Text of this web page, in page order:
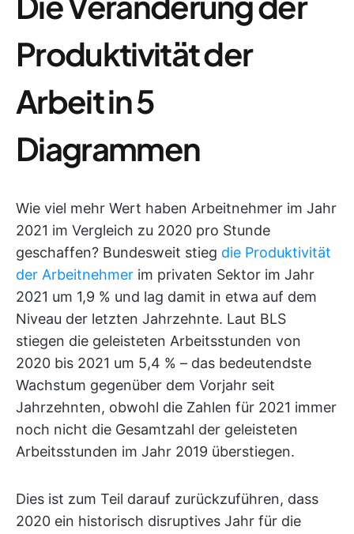
Produktivität der
Arbeit in 5
Diagrammen
Wie viel mehr Wert haben Arbeitnehmer im Jahr
2021 im Vergleich zu 2020 pro Stunde
geschaffen? Bundesweit stieg die Produktivität
der Arbeitnehmer im privaten Sektor im Jahr
2021 um 1,9 % und lag damit in etwa auf dem
Niveau der letzten Jahrzehnte. Laut BLS
stiegen die geleisteten Arbeitsstunden von
2020 bis 2021 um 5,4 % – das bedeutendste
Wachstum gegenüber dem Vorjahr seit
Jahrzehnten, obwohl die Zahlen für 2021 immer
noch nicht die Gesamtzahl der geleisteten
Arbeitsstunden im Jahr 2019 überstiegen.
Dies ist zum Teil darauf zurückzuführen, dass
2020 ein historisch disruptives Jahr für die